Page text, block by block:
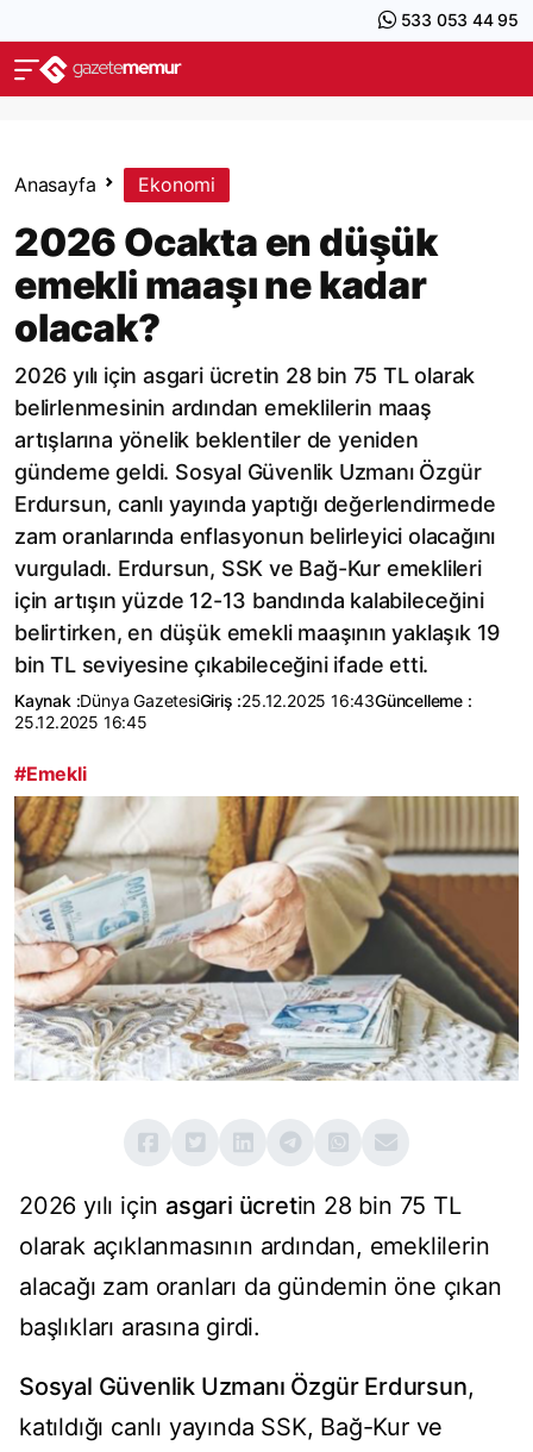
533 053 44 95
Anasayfa Ekonomi
2026 Ocakta en düşük
emekli maaşı ne kadar
olacak?
2026 yılı için asgari ücretin 28 bin 75 TL olarak
belirlenmesinin ardından emeklilerin maaş
artışlarına yönelik beklentiler de yeniden
gündeme geldi. Sosyal Güvenlik Uzmanı Özgür
Erdursun, canlı yayında yaptığı değerlendirmede
zam oranlarında enflasyonun belirleyici olacağını
vurguladı. Erdursun, SSK ve Bağ-Kur emeklileri
için artışın yüzde 12-13 bandında kalabileceğini
belirtirken, en düşük emekli maaşının yaklaşık 19
bin TL seviyesine çıkabileceğini ifade etti.
Kaynak :Dünya GazetesiGiriş :25.12.2025 16:43Güncelleme :
25.12.2025 16:45
#Emekli
2026 yılı için asgari ücretin 28 bin 75 TL
olarak açıklanmasının ardından, emeklilerin
alacağı zam oranları da gündemin öne çıkan
başlıkları arasına girdi.
Sosyal Güvenlik Uzmanı Özgür Erdursun,
katıldığı canlı yayında SSK, Bağ-Kur ve